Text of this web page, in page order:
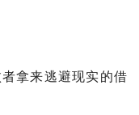
拿来逃避现实的借